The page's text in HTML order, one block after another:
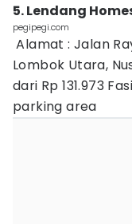
5. Lendang
pegipegi.com
Alamat : Jalan
Lombok Utara,
dari Rp 131.973
parking area